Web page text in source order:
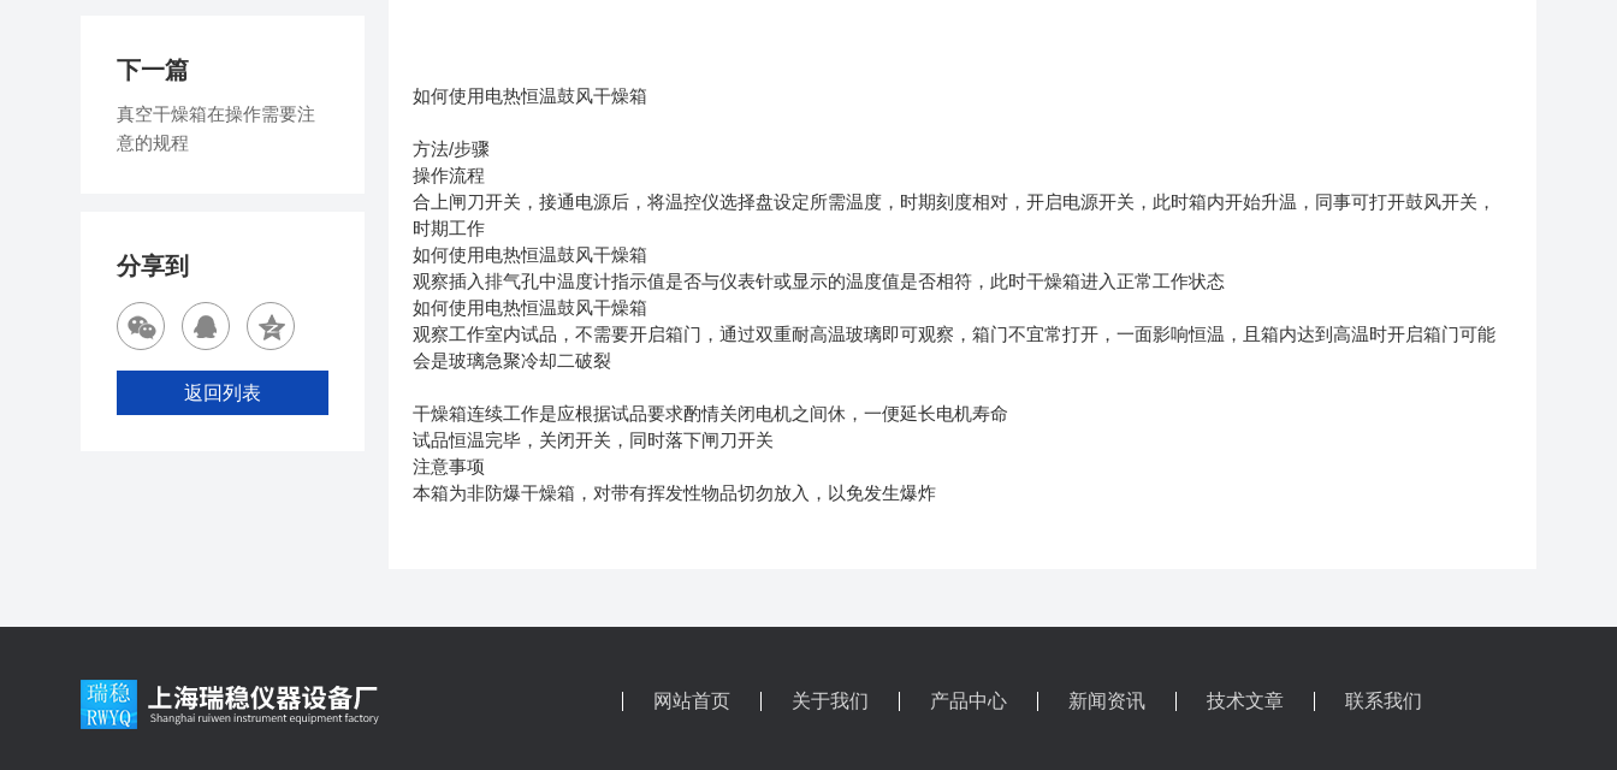
如何使用电热恒温鼓风干燥箱
方法/步骤
操作流程
合上闸刀开关，接通电源后，将温控仪选择盘设定所需温度，时期刻度相对，开启电源开关，此时箱内开始升温，同事可打开鼓风开关，
时期工作
如何使用电热恒温鼓风干燥箱
观察插入排气孔中温度计指示值是否与仪表针或显示的温度值是否相符，此时干燥箱进入正常工作状态
如何使用电热恒温鼓风干燥箱
观察工作室内试品，不需要开启箱门，通过双重耐高温玻璃即可观察，箱门不宜常打开，一面影响恒温，且箱内达到高温时开启箱门可能
会是玻璃急聚冷却二破裂
干燥箱连续工作是应根据试品要求酌情关闭电机之间休，一便延长电机寿命
试品恒温完毕，关闭开关，同时落下闸刀开关
注意事项
本箱为非防爆干燥箱，对带有挥发性物品切勿放入，以免发生爆炸
下一篇
真空干燥箱在操作需要注
意的规程
分享到
返回列表
网站首页 关于我们 产品中心 新闻资讯 技术文章 联系我们